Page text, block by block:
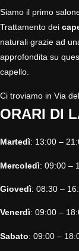
Siamo il primo
Trattamento dei
naturali grazie ad
approfondita su
capello.
Ci troviamo in Via
ORARI DI
Martedì: 13:00 –
Mercoledì: 09:00 –
Giovedì: 08:30 –
Venerdì: 09:00 –
Sabato: 09:00 –